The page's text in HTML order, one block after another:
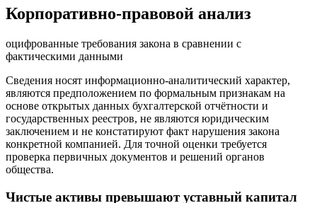
Корпоративно-правовой анализ
оцифрованные требования закона в сравнении с
фактическими данными
Сведения носят информационно-аналитический характер,
являются предположением по формальным признакам на
основе открытых данных бухгалтерской отчётности и
государственных реестров, не являются юридическим
заключением и не констатируют факт нарушения закона
конкретной компанией. Для точной оценки требуется
проверка первичных документов и решений органов
общества.
Чистые активы превышают уставный капитал